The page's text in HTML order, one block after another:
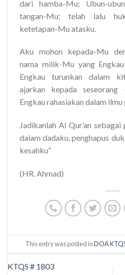
dari hamba-Mu; Ubun-
tangan-Mu; telah lalu
ketetapan-Mu atasku.
Aku mohon kepada-Mu
nama milik-Mu yang
Engkau turunkan dalam
ajarkan kepada
Engkau rahasiakan dalam
Jadikanlah Al Qur’an
dalam dadaku, penghapus
kesahku“
(HR. Ahmad)
This entry was posted inDOA
KTQS # 1803